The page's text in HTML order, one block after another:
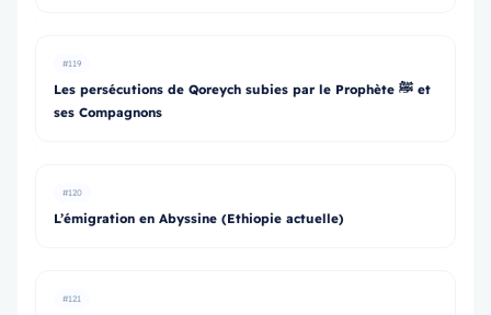
#119
Les persécutions de Qoreych subies par le Prophète ﷺ et
ses Compagnons
#120
L’émigration en Abyssine (Ethiopie actuelle)
#121